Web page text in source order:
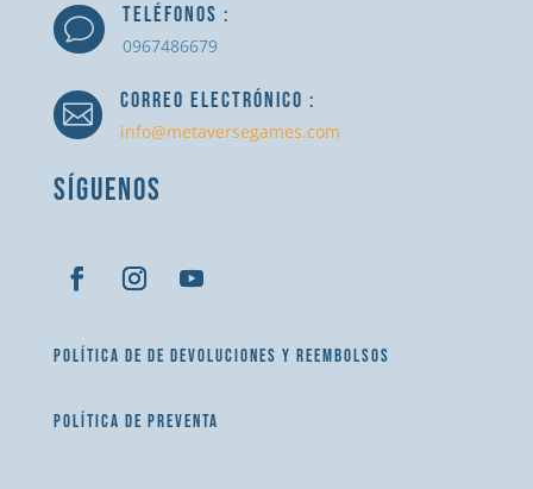
v TELÉFONOS :
0967486679
 CORREO ELECTRÓNICO :
info@metaversegames.com
SÍGUENOS
POLÍTICA DE DE DEVOLUCIONES Y REEMBOLSOS
POLÍTICA DE PREVENTA